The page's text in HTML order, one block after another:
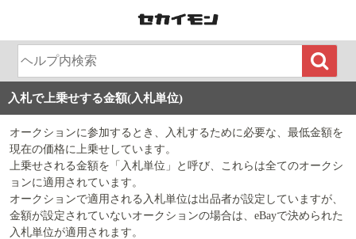
入札で上乗せする金額(入札単位)
オークションに参加するとき、入札するために必要な、最低金額を
現在の価格に上乗せしています。
上乗せされる金額を「入札単位」と呼び、これらは全てのオークシ
ョンに適用されています。
オークションで適用される入札単位は出品者が設定していますが、
金額が設定されていないオークションの場合は、eBayで決められた
入札単位が適用されます。